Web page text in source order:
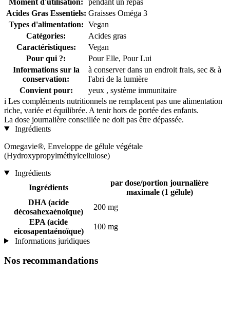
Acides Gras Essentiels: Graisses Oméga 3
Types d'alimentation: Vegan
Catégories:
Acides gras
Caractéristiques:
Vegan
Pour qui ?:
Pour Elle, Pour Lui
Informations sur la
conservation:
à conserver dans un endroit frais, sec & à
l'abri de la lumière
Convient pour:
yeux , système immunitaire
i Les compléments nutritionnels ne remplacent pas une alimentation
riche, variée et équilibrée. A tenir hors de portée des enfants.
La dose journalière conseillée ne doit pas être dépassée.
Ingrédients
Omegavie®, Enveloppe de gélule végétale
(Hydroxypropylméthylcellulose)
Ingrédients
Ingrédients
par dose/portion journalière
maximale (1 gélule)
DHA (acide
décosahexaénoïque)
200 mg
EPA (acide
eicosapentaénoïque)
100 mg
Informations juridiques
Nos recommandations